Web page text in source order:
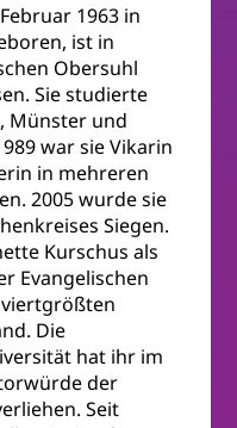
1963 in
ist in
Obersuhl
Sie studierte
Münster und
war sie Vikarin
in mehreren
2005 wurde sie
Siegen.
Kurschus als
Evangelischen
Die
hat ihr im
der
Seit